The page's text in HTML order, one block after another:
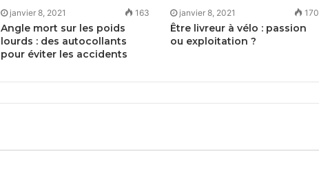
janvier 8, 2021 163
Angle mort sur les poids
lourds : des autocollants
pour éviter les accidents
janvier 8, 2021 170
Être livreur à vélo : passion
ou exploitation ?